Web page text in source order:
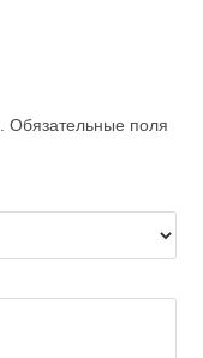
Обязательные поля